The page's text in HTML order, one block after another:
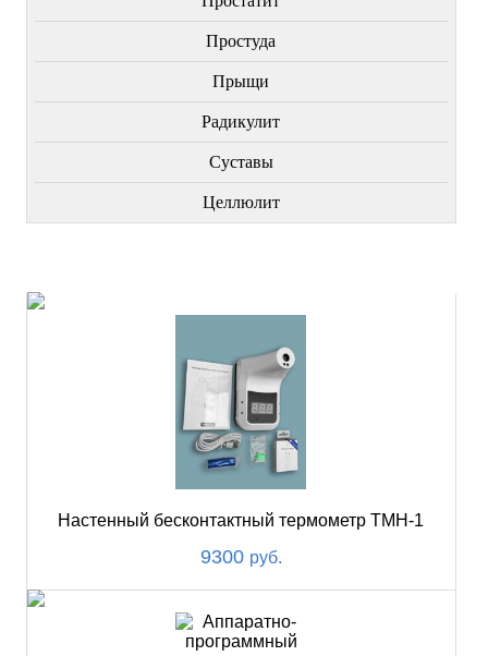
Простуда
Прыщи
Радикулит
Суставы
Целлюлит
Настенный бесконтактный термометр ТМН-1
9300 руб.